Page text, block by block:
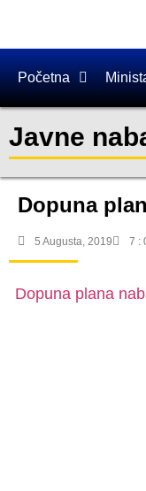
Početna
Javne
Dopuna
5 Augusta, 2019 7 :
Dopuna plana